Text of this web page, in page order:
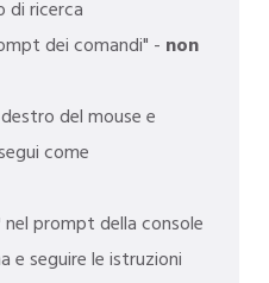
di ricerca
dei comandi" - non
del mouse e
come
nel prompt della console
e seguire le istruzioni